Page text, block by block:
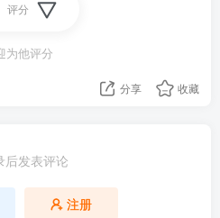
评分
为他评分
分享 收藏
后发表评论
注册